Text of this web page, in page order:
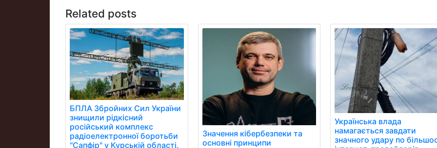
Related posts
БПЛА Збройних Сил України
знищили рідкісний
російський комплекс
радіоелектронної боротьби
"Сапфір" у Курській області.
Значення кібербезпеки та
основні принципи
Українська влада
намагається завдати
значного удару по